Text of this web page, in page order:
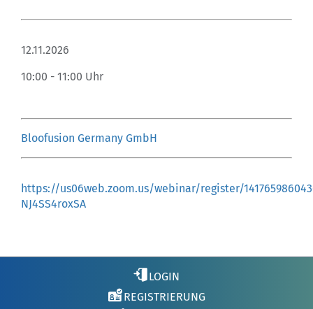
12.11.2026
10:00 - 11:00 Uhr
Bloofusion Germany GmbH
https://us06web.zoom.us/webinar/register/
NJ4SS4roxSA
LOGIN
REGISTRIERUNG